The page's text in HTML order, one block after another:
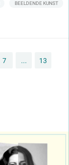
BEELDENDE KUNST
7 ... 13